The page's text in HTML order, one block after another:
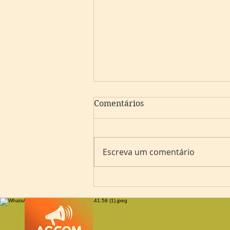
o time de Chicago com
Comentários
Escreva um comentário